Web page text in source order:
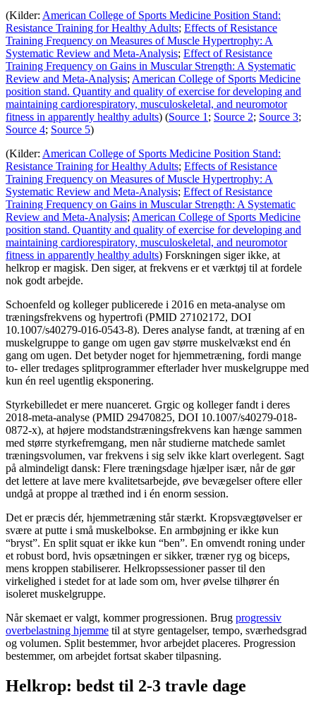
(Kilder: American College of Sports Medicine Position Stand:
Resistance Training for Healthy Adults; Effects of Resistance
Training Frequency on Measures of Muscle Hypertrophy: A
Systematic Review and Meta-Analysis; Effect of Resistance
Training Frequency on Gains in Muscular Strength: A Systematic
Review and Meta-Analysis;American College of Sports Medicine
position stand. Quantity and quality of exercise for developing and
maintaining cardiorespiratory, musculoskeletal, and neuromotor
fitness in apparently healthy adults) (Source 1; Source 2; Source 3;
Source 4; Source 5)
(Kilder: American College of Sports Medicine Position Stand:
Resistance Training for Healthy Adults; Effects of Resistance
Training Frequency on Measures of Muscle Hypertrophy: A
Systematic Review and Meta-Analysis; Effect of Resistance
Training Frequency on Gains in Muscular Strength: A Systematic
Review and Meta-Analysis;American College of Sports Medicine
position stand. Quantity and quality of exercise for developing and
maintaining cardiorespiratory, musculoskeletal, and neuromotor
fitness in apparently healthy adults) Forskningen siger ikke, at
helkrop er magisk. Den siger, at frekvens er et værktøj til at fordele
nok godt arbejde.
Schoenfeld og kolleger publicerede i 2016 en meta-analyse om
træningsfrekvens og hypertrofi (PMID 27102172, DOI
10.1007/s40279-016-0543-8). Deres analyse fandt, at træning af en
muskelgruppe to gange om ugen gav større muskelvækst end én
gang om ugen. Det betyder noget for hjemmetræning, fordi mange
to- eller tredages splitprogrammer efterlader hver muskelgruppe med
kun én reel ugentlig eksponering.
Styrkebilledet er mere nuanceret. Grgic og kolleger fandt i deres
2018-meta-analyse (PMID 29470825, DOI 10.1007/s40279-018-
0872-x), at højere modstandstræningsfrekvens kan hænge sammen
med større styrkefremgang, men når studierne matchede samlet
træningsvolumen, var frekvens i sig selv ikke klart overlegent. Sagt
på almindeligt dansk: Flere træningsdage hjælper især, når de gør
det lettere at lave mere kvalitetsarbejde, øve bevægelser oftere eller
undgå at proppe al træthed ind i én enorm session.
Det er præcis dér, hjemmetræning står stærkt. Kropsvægtøvelser er
svære at putte i små muskelbokse. En armbøjning er ikke kun
“bryst”. En split squat er ikke kun “ben”. En omvendt roning under
et robust bord, hvis opsætningen er sikker, træner ryg og biceps,
mens kroppen stabiliserer. Helkropssessioner passer til den
virkelighed i stedet for at lade som om, hver øvelse tilhører én
isoleret muskelgruppe.
Når skemaet er valgt, kommer progressionen. Brug progressiv
overbelastning hjemme til at styre gentagelser, tempo, sværhedsgrad
og volumen. Split bestemmer, hvor arbejdet placeres. Progression
bestemmer, om arbejdet fortsat skaber tilpasning.
Helkrop: bedst til 2-3 travle dage